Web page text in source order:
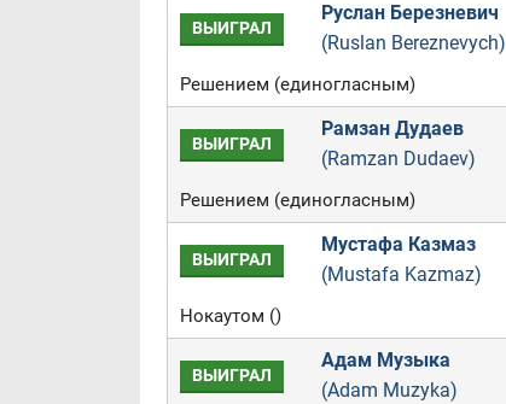
ВЫИГРАЛ
Руслан Березневич
(Ruslan Bereznevych)
Решением (единогласным)
ВЫИГРАЛ
Рамзан Дудаев
(Ramzan Dudaev)
Решением (единогласным)
ВЫИГРАЛ
Мустафа Казмаз
(Mustafa Kazmaz)
Нокаутом ()
ВЫИГРАЛ
Адам Музыка
(Adam Muzyka)